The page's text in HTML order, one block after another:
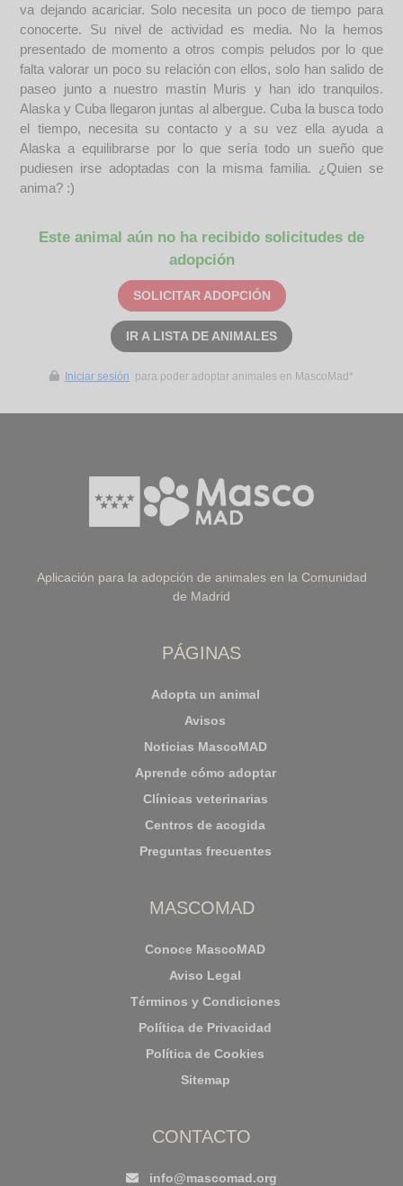
va dejando acariciar. Solo necesita un poco de tiempo para
conocerte. Su nivel de actividad es media. No la hemos
presentado de momento a otros compis peludos por lo que
falta valorar un poco su relación con ellos, solo han salido de
paseo junto a nuestro mastín Muris y han ido tranquilos.
Alaska y Cuba llegaron juntas al albergue. Cuba la busca todo
el tiempo, necesita su contacto y a su vez ella ayuda a
Alaska a equilibrarse por lo que sería todo un sueño que
pudiesen irse adoptadas con la misma familia. ¿Quien se
anima? :)
Este animal aún no ha recibido solicitudes de
adopción
SOLICITAR ADOPCIÓN
IR A LISTA DE ANIMALES
Iniciar sesión para poder adoptar animales en MascoMad*
Aplicación para la adopción de animales en la Comunidad
de Madrid
PÁGINAS
Adopta un animal
Avisos
Noticias MascoMAD
Aprende cómo adoptar
Clínicas veterinarias
Centros de acogida
Preguntas frecuentes
MASCOMAD
Conoce MascoMAD
Aviso Legal
Términos y Condiciones
Política de Privacidad
Política de Cookies
Sitemap
CONTACTO
info@mascomad.org